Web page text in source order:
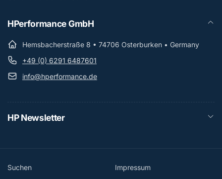
HPerformance GmbH
Hemsbacherstraße 8 • 74706 Osterburken • Germany
+49 (0) 6291 6487601
info@hperformance.de
HP Newsletter
Suchen
Impressum